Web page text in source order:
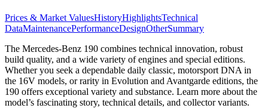
Prices & Market ValuesHistoryHighlightsTechnical
DataMaintenancePerformanceDesignOtherSummary
The Mercedes-Benz 190 combines technical innovation, robust
build quality, and a wide variety of engines and special editions.
Whether you seek a dependable daily classic, motorsport DNA in
the 16V models, or rarity in Evolution and Avantgarde editions, the
190 offers exceptional variety and substance. Learn more about the
model’s fascinating story, technical details, and collector variants.